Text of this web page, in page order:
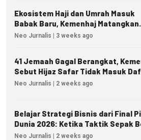
Ekosistem Haji dan Umrah Masuk
Babak Baru, Kemenhaj Matangkan
Regulasi Nasional
Neo Jurnalis | 3 weeks ago
41 Jemaah Gagal Berangkat,
Sebut Hijaz Safar Tidak Masuk
Resmi PPIU
Neo Jurnalis | 2 weeks ago
Belajar Strategi Bisnis dari Final
Dunia 2026: Ketika Taktik Sepak
Menjadi Inspirasi Kesuksesan
Neo Jurnalis | 2 weeks ago